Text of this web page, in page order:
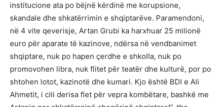
institucione ata po bëjnë kërdinë me korupsione,
skandale dhe shkatërrimin e shqiptarëve. Paramendoni,
në 4 vite qeverisje, Artan Grubi ka harxhuar 25 milionë
euro për aparate të kazinove, ndërsa në vendbanimet
shqiptare, nuk po hapen çerdhe e shkolla, nuk po
promovohen libra, nuk flitet për teatër dhe kulturë, por po
shtohen lotot, kazinotë dhe kumari. Kjo është BDI e Ali
Ahmetit, i cili derisa flet për vepra kombëtare, bashkë me